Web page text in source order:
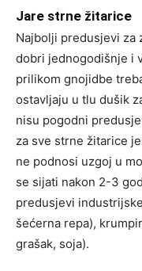
Jare strne žitarice
Najbolji predusjevi za
dobri jednogodišnje i
prilikom gnojidbe
ostavljaju u tlu dušik
nisu pogodni
za sve strne žitarice
ne podnosi uzgoj u
se sijati nakon 2-3
predusjevi
šećerna repa),
grašak, soja).